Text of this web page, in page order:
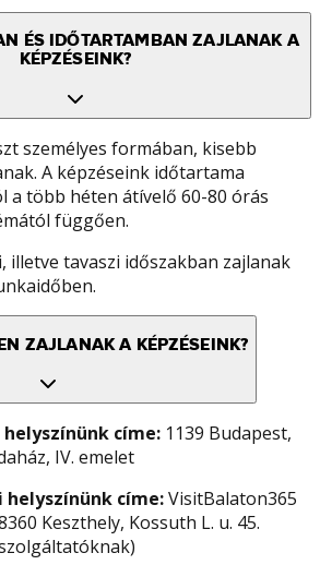
ÉS IDŐTARTAMBAN ZAJLANAK A
KÉPZÉSEINK?
személyes formában, kisebb
A képzéseink időtartama
a több héten átívelő 60-80 órás
függően.
illetve tavaszi időszakban zajlanak
ZAJLANAK A KÉPZÉSEINK?
címe: 1139 Budapest,
IV. emelet
helyszínünk címe:VisitBalaton365
Keszthely, Kossuth L. u. 45.